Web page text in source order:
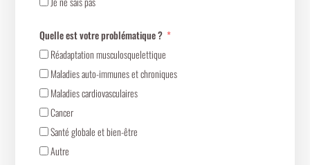
Quelle est votre problématique ?
Réadaptation musculosquelettique
Maladies auto-immunes et chroniques
Maladies cardiovasculaires
Cancer
Santé globale et bien-être
Autre